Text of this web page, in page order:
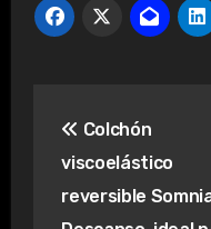
de
entradas
Colchón
viscoelástico
reversible